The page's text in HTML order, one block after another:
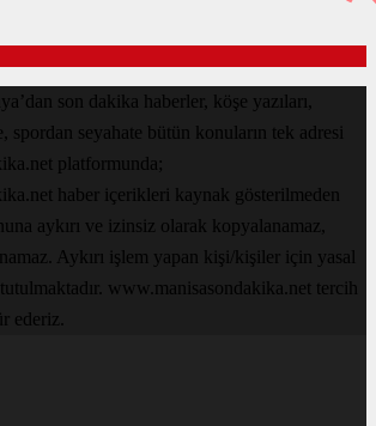
son dakika haberler, köşe yazıları,
spordan seyahate bütün konuların tek adresi
platformunda;
haber içerikleri kaynak gösterilmeden
aykırı ve izinsiz olarak kopyalanamaz,
Aykırı işlem yapan kişi/kişiler için yasal
www.manisasondakika.net tercih
ederiz.